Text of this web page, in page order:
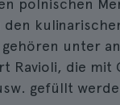
polnischen
den
unter
Ravioli, die mit
gefüllt